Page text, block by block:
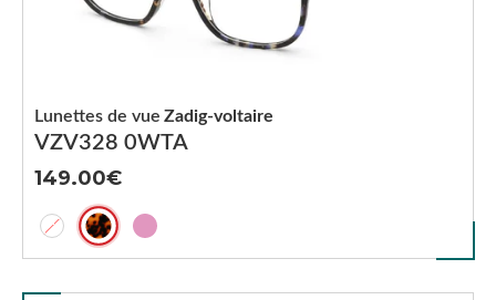
VZV328 0WTA
Lunettes de vue Zadig-voltaire
149.00